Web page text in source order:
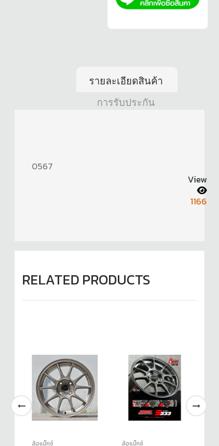
รายละเอียดสินค้า
การรับประกัน
0567
View
1166
RELATED PRODUCTS
ล้อแม็กซ์ ล้อแม็กซ์